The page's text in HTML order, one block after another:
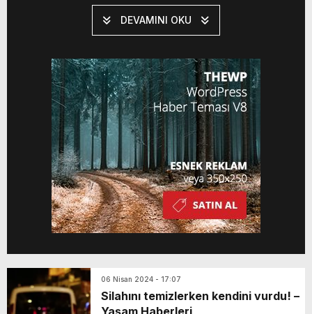
çalışmalar sonucunda, olayın evde tadilat
için bulunan 30 yaşındaki usta B.T.
Şüpheli, tadilat yapmak üzere ziyaret
ettiği evde, odada yalnız kaldığı bir anda
altın bileziği içeren […]
DEVAMINI OKU
06 Nisan 2024 - 17:07
Silahını temizlerken kendini vurdu! –
Yaşam Haberleri